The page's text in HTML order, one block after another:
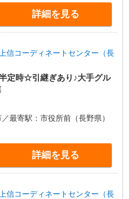
詳細を見る
コーディネートセンター（長
定時☆引継ぎあり♪大手グル
最寄駅：市役所前（長野県）
詳細を見る
コーディネートセンター（長